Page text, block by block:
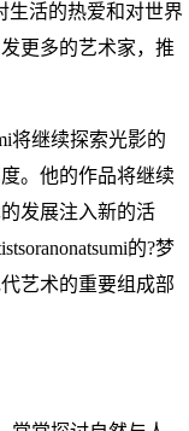
生活的热爱和对世界
更多的艺术家，推
将继续探索光影的
。他的作品将继续
发展注入新的活
的?梦
艺术的重要组成部